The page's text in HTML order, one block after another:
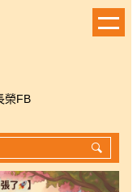
榮FB